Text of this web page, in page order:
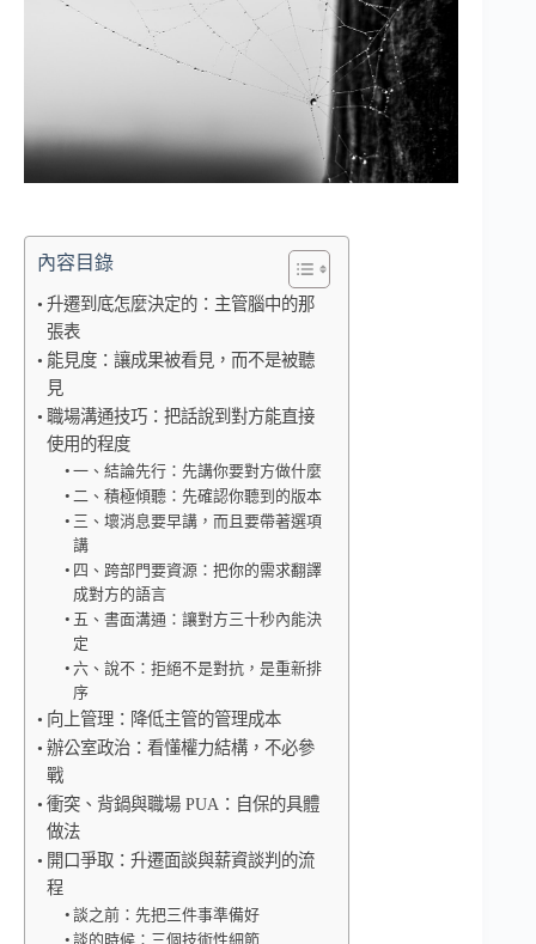
內容目錄
升遷到底怎麼決定的：主管腦中的那
張表
能見度：讓成果被看見，而不是被聽
見
職場溝通技巧：把話說到對方能直接
使用的程度
一、結論先行：先講你要對方做什麼
二、積極傾聽：先確認你聽到的版本
三、壞消息要早講，而且要帶著選項
講
四、跨部門要資源：把你的需求翻譯
成對方的語言
五、書面溝通：讓對方三十秒內能決
定
六、說不：拒絕不是對抗，是重新排
序
向上管理：降低主管的管理成本
辦公室政治：看懂權力結構，不必參
戰
衝突、背鍋與職場 PUA：自保的具體
做法
開口爭取：升遷面談與薪資談判的流
程
談之前：先把三件事準備好
談的時候：三個技術性細節